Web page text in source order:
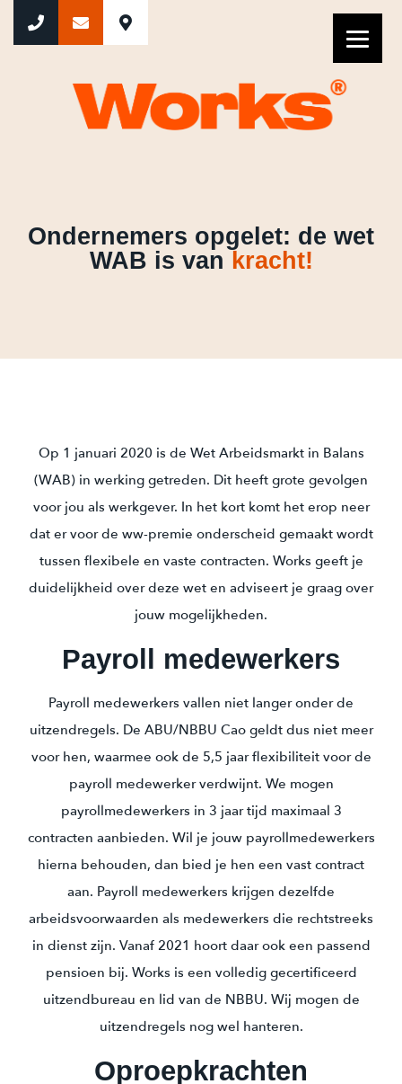
Ondernemers opgelet: de wet
Ondernemers opgelet: de wet
WAB is van kracht!
Op 1 januari 2020 is de Wet Arbeidsmarkt in Balans
(WAB) in werking getreden. Dit heeft grote gevolgen
voor jou als werkgever. In het kort komt het erop neer
dat er voor de ww-premie onderscheid gemaakt wordt
tussen flexibele en vaste contracten. Works geeft je
duidelijkheid over deze wet en adviseert je graag over
jouw mogelijkheden.
Payroll medewerkers
Payroll medewerkers vallen niet langer onder de
uitzendregels. De ABU/NBBU Cao geldt dus niet meer
voor hen, waarmee ook de 5,5 jaar flexibiliteit voor de
payroll medewerker verdwijnt. We mogen
payrollmedewerkers in 3 jaar tijd maximaal 3
contracten aanbieden. Wil je jouw payrollmedewerkers
hierna behouden, dan bied je hen een vast contract
aan. Payroll medewerkers krijgen dezelfde
arbeidsvoorwaarden als medewerkers die rechtstreeks
in dienst zijn. Vanaf 2021 hoort daar ook een passend
pensioen bij. Works is een volledig gecertificeerd
uitzendbureau en lid van de NBBU. Wij mogen de
uitzendregels nog wel hanteren.
Oproepkrachten